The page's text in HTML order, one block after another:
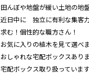
田んぼや地盤が緩い土地の
近日中に 独立に有利な集客
求む！個性的な職方さん！
お気に入りの植木を見て選べ
おしゃれな宅配ボックスあり
宅配ボックス取り扱っていま